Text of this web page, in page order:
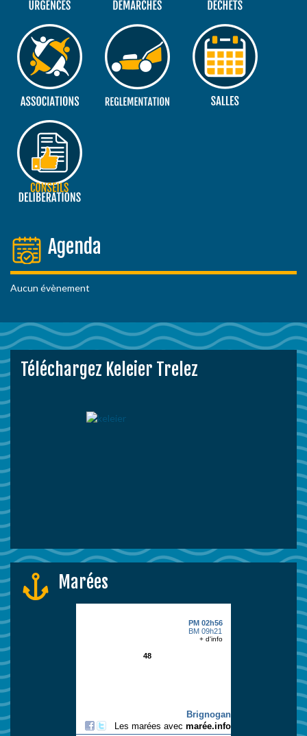
Agenda
Aucun évènement
Téléchargez Keleier Trelez
Marées